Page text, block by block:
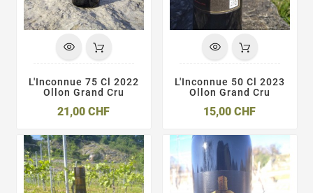
L'Inconnue 75 Cl 2022
Ollon Grand Cru
21,00 CHFPrix
L'Inconnue 50 Cl 2023
Ollon Grand Cru
15,00 CHFPrix